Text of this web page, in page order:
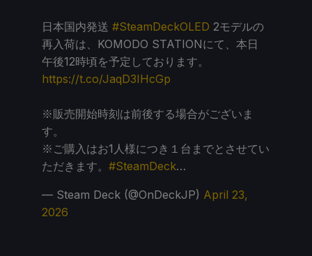
日本国内発送 #SteamDeckOLED 2モデルの
再入荷は、KOMODO STATIONにて、本日
午後12時頃を予定しております。
https://t.co/JaqD3IHcGp
※販売開始時刻は前後する場合がございま
す。
※ご購入はお1人様につき１台までとさせてい
ただきます。 #SteamDeck…
— Steam Deck (@OnDeckJP) April 23,
2026